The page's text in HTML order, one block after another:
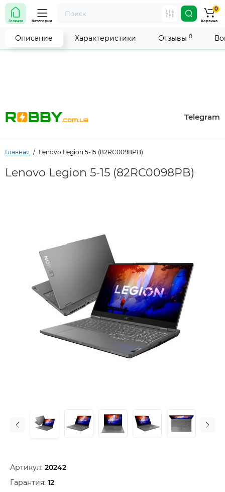
Внимание! Работа магазина временно приостановлена.
Мы делаем всё возможное, чтобы возобновить прием
заказов как можно скорее.
Telegram
Главная Категории
0
Корзина
Главная Lenovo Legion 5-15 (82RC0098PB)
Lenovo Legion 5-15 (82RC0098PB)
Артикул: 20242
Гарантия: 12
Описание Характеристики Отзывы 0